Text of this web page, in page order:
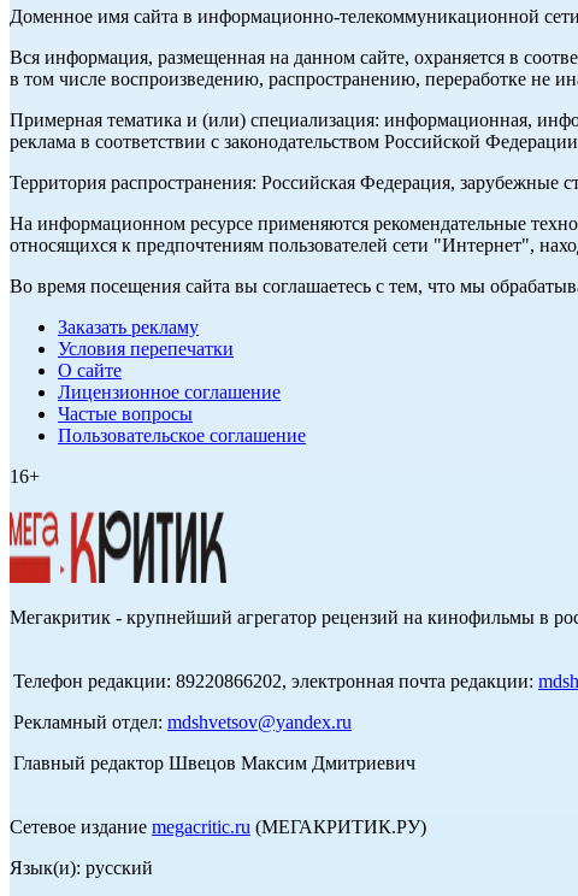
Доменное имя сайта в информационно-телекоммуникационной
Вся информация, размещенная на данном сайте, охраняется в
в том числе воспроизведению, распространению, переработке не
Примерная тематика и (или) специализация: информационная,
реклама в соответствии с законодательством Российской
Территория распространения: Российская Федерация, зарубежные
На информационном ресурсе применяются рекомендательные
относящихся к предпочтениям пользователей сети "Интернет",
Во время посещения сайта вы соглашаетесь с тем, что мы
Заказать рекламу
Условия перепечатки
О сайте
Лицензионное соглашение
Частые вопросы
Пользовательское соглашение
16+
Мегакритик - крупнейший агрегатор рецензий на кинофильмы в
Телефон редакции: 89220866202, электронная почта редакции:
Рекламный отдел: mdshvetsov@yandex.ru
Главный редактор Швецов Максим Дмитриевич
Сетевое издание megacritic.ru (МЕГАКРИТИК.РУ)
Язык(и): русский